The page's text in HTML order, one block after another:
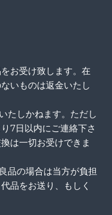
お受け致します。在
いものは返金いたし
たしかねます。ただし
7日以内にご連絡下さ
は一切お受けできま
品の場合は当方が負担
品をお送り、もしく